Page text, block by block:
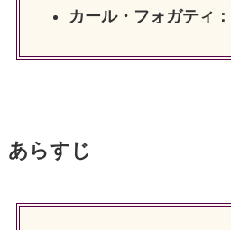
カール・フォガティ：
あらすじ